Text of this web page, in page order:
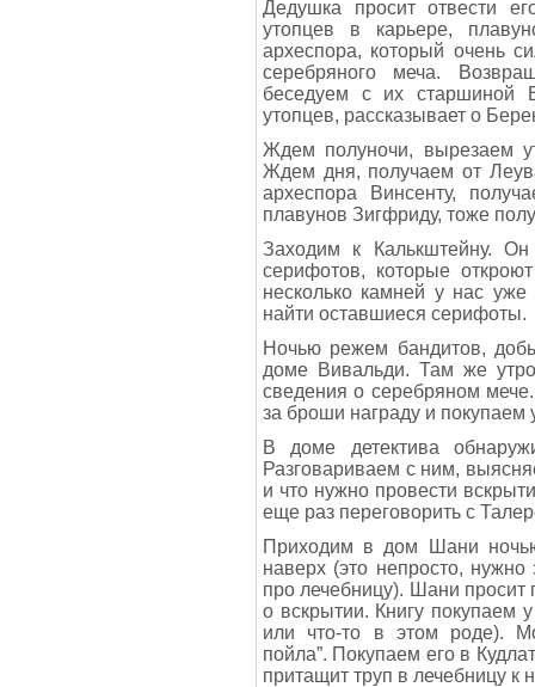
Дедушка просит отвести
утопцев в карьере,
археспора, который очень
серебряного меча.
беседуем с их старшиной
утопцев, рассказывает о
Ждем полуночи, вырезаем
Ждем дня, получаем от
археспора Винсенту,
плавунов Зигфриду, тоже
Заходим к Калькштейну.
серифотов, которые
несколько камней у нас
найти оставшиеся серифоты.
Ночью режем бандитов,
доме Вивальди. Там же
сведения о серебряном
за броши награду и покупаем
В доме детектива
Разговариваем с ним,
и что нужно провести
еще раз переговорить с
Приходим в дом Шани
наверх (это непросто,
про лечебницу). Шани просит
о вскрытии. Книгу покупаем
или что-то в этом роде).
пойла”. Покупаем его в
притащит труп в лечебницу к